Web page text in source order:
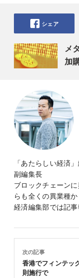
メ
加
シェア
「あたらしい経済
副編集長
ブロックチェーン
らも全くの異業種
経済編集部では記
次の記事
香港でフィンテッ
則施行で